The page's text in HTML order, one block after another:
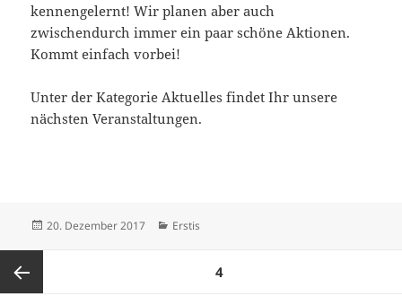
kennengelernt! Wir planen aber auch
zwischendurch immer ein paar schöne Aktionen.
Kommt einfach vorbei!
Unter der Kategorie Aktuelles findet Ihr unsere
nächsten Veranstaltungen.
Veröffentlicht
20. Dezember 2017 Kategorien
Erstis
der
SEITE4